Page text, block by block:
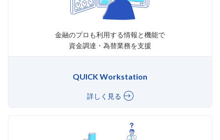
金融のプロも利用する情報と機能で
資金調達・為替業務を支援
QUICK Workstation
詳しく見る